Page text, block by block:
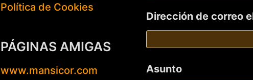
Política de Cookies
PÁGINAS AMIGAS
www.mansicor.com
Dirección de correo
Asunto